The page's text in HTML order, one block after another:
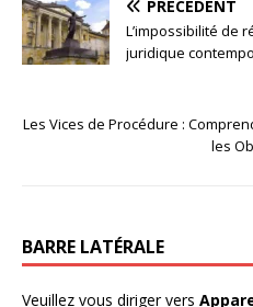
PRÉCÉDENT
L’impossibilité de
juridique
Les Vices de Procédure :
les
BARRE LATÉRALE
Veuillez vous diriger vers